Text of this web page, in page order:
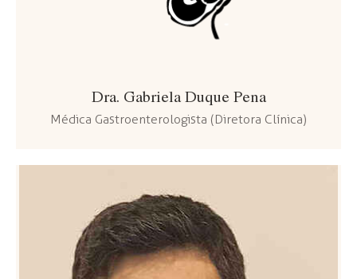
Dra. Gabriela Duque Pena
Médica Gastroenterologista (Diretora Clínica)